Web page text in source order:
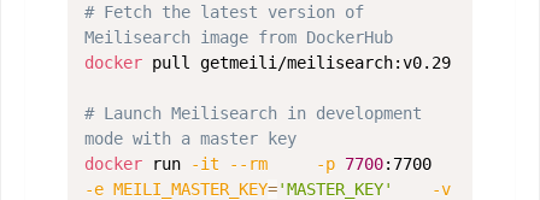
# Fetch the latest version of
Meilisearch image from DockerHub
docker pull getmeili/meilisearch:v0.29
# Launch Meilisearch in development
mode with a master key
docker run -it --rm -p 7700
-e MEILI_MASTER_KEY='MASTER_KEY'
-v